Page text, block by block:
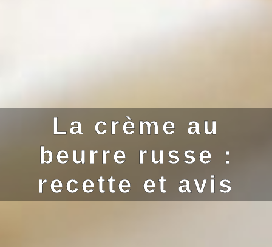
La crème au
beurre russe :
recette et avis